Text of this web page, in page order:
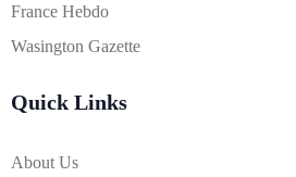
France Hebdo
Wasington Gazette
Quick Links
About Us